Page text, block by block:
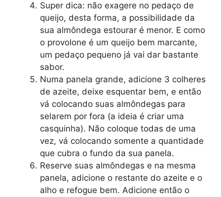
Super dica: não exagere no pedaço de
queijo, desta forma, a possibilidade da
sua almôndega estourar é menor. E como
o provolone é um queijo bem marcante,
um pedaço pequeno já vai dar bastante
sabor.
Numa panela grande, adicione 3 colheres
de azeite, deixe esquentar bem, e então
vá colocando suas almôndegas para
selarem por fora (a ideia é criar uma
casquinha). Não coloque todas de uma
vez, vá colocando somente a quantidade
que cubra o fundo da sua panela.
Reserve suas almôndegas e na mesma
panela, adicione o restante do azeite e o
alho e refogue bem. Adicione então o